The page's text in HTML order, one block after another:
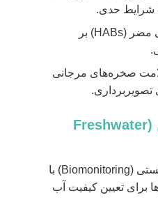
شرایط حدی.
اثرات شکوفایی جلبکی مضر (HABs) بر
صخره‌های مرجانی
تصویربرداری.
بوم‌شناسی آب شیرین (Freshwater
ارزیابی شاخص‌های زیستی (Biomonitoring) با
برای تعیین کیفیت آب